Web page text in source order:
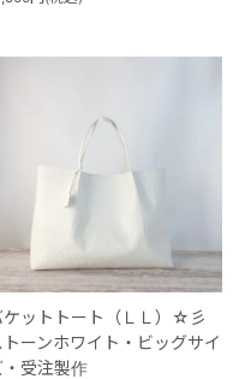
ケットトート（ＬＬ）☆彡
トーンホワイト・ビッグサイ
・受注製作